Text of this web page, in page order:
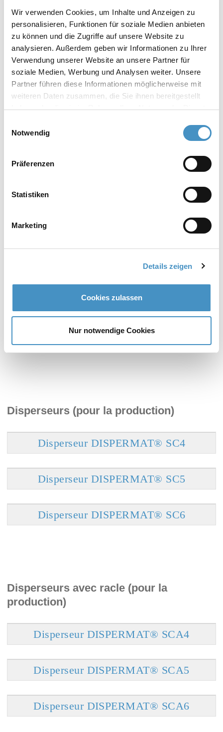
Wir verwenden Cookies, um Inhalte und Anzeigen zu
personalisieren, Funktionen für soziale Medien anbieten
zu können und die Zugriffe auf unsere Website zu
analysieren. Außerdem geben wir Informationen zu Ihrer
Verwendung unserer Website an unsere Partner für
soziale Medien, Werbung und Analysen weiter. Unsere
Partner führen diese Informationen möglicherweise mit
weiteren Daten zusammen, die Sie ihnen bereitgestellt
haben oder die sie im Rahmen Ihrer Nutzung der Dienste
unsererDatenschutzerklärung Impressum
Notwendig
Präferenzen
Statistiken
Marketing
Details zeigen
Cookies zulassen
Nur notwendige Cookies
EX
Broyeurs à panier TORUSMILL® SKV5-
EX
et pilote)
Disperseur DISPERMAT® LC
Disperseur DISPERMAT® CV3evo
Disperseur DISPERMAT® CN
Disperseur DISPERMAT® CA
Disperseur DISPERMAT® AE
Disperseurs (pour la production)
Disperseur DISPERMAT® SC4
Disperseur DISPERMAT® SC5
Disperseur DISPERMAT® SC6
Disperseurs avec racle (pour la
production)
Disperseur DISPERMAT® SCA4
Disperseur DISPERMAT® SCA5
Disperseur DISPERMAT® SCA6